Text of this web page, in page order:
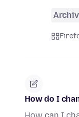
How do I